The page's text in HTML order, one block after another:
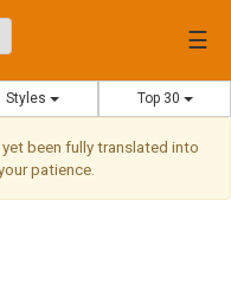
☰
Styles Top 30
been fully translated into
patience.